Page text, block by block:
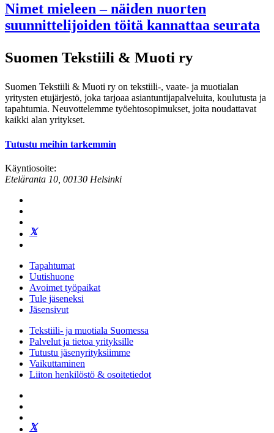
Nimet mieleen – näiden nuorten
suunnittelijoiden töitä kannattaa seurata
Suomen Tekstiili & Muoti ry
Suomen Tekstiili & Muoti ry on tekstiili-, vaate- ja muotialan
yritysten etujärjestö, joka tarjoaa asiantuntijapalveluita, koulutusta ja
tapahtumia. Neuvottelemme työehtosopimukset, joita noudattavat
kaikki alan yritykset.
Tutustu meihin tarkemmin
Käyntiosoite:
Eteläranta 10, 00130 Helsinki
Tapahtumat
Uutishuone
Avoimet työpaikat
Tule jäseneksi
Jäsensivut
Tekstiili- ja muotiala Suomessa
Palvelut ja tietoa yrityksille
Tutustu jäsenyrityksiimme
Vaikuttaminen
Liiton henkilöstö & osoitetiedot